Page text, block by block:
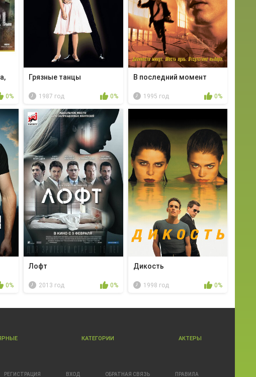
0%
Грязные танцы
1987 год 0%
В последний момент
1995 год 0%
0%
Лофт
2013 год 0%
Дикость
1998 год 0%
КАТЕГОРИИ АКТЕРЫ
РЕГИСТРАЦИЯ ВХОД ОБРАТНАЯ СВЯЗЬ ПРАВИЛА